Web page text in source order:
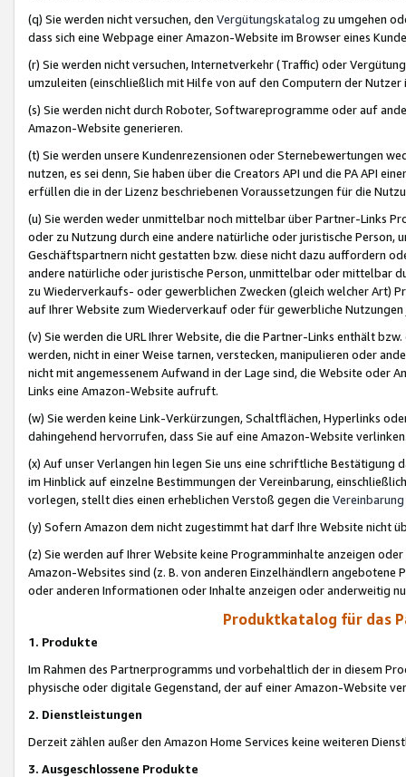
(q) Sie werden nicht versuchen, den Vergütungskatalog zu umgehen
dass sich eine Webpage einer Amazon-Website im Browser eines
(r) Sie werden nicht versuchen, Internetverkehr (Traffic) oder
umzuleiten (einschließlich mit Hilfe von auf den Computern der
(s) Sie werden nicht durch Roboter, Softwareprogramme oder auf
Amazon-Website generieren.
(t) Sie werden unsere Kundenrezensionen oder Sternebewertungen
nutzen, es sei denn, Sie haben über die Creators API und die PA API
erfüllen die in der Lizenz beschriebenen Voraussetzungen für die
(u) Sie werden weder unmittelbar noch mittelbar über Partner-Links
oder zu Nutzung durch eine andere natürliche oder juristische
Geschäftspartnern nicht gestatten bzw. diese nicht dazu auffordern
andere natürliche oder juristische Person, unmittelbar oder mittelbar
zu Wiederverkaufs- oder gewerblichen Zwecken (gleich welcher Art)
auf Ihrer Website zum Wiederverkauf oder für gewerbliche
(v) Sie werden die URL Ihrer Website, die die Partner-Links enthält
werden, nicht in einer Weise tarnen, verstecken, manipulieren oder
nicht mit angemessenem Aufwand in der Lage sind, die Website oder
Links eine Amazon-Website aufruft.
(w) Sie werden keine Link-Verkürzungen, Schaltflächen, Hyperlinks
dahingehend hervorrufen, dass Sie auf eine Amazon-Website
(x) Auf unser Verlangen hin legen Sie uns eine schriftliche
im Hinblick auf einzelne Bestimmungen der Vereinbarung,
vorlegen, stellt dies einen erheblichen Verstoß gegen die Vereinbarung
(y) Sofern Amazon dem nicht zugestimmt hat darf Ihre Website nicht
(z) Sie werden auf Ihrer Website keine Programminhalte anzeigen
Amazon-Websites sind (z. B. von anderen Einzelhändlern
oder anderen Informationen oder Inhalte anzeigen oder anderweitig
Produktkatalog für das
1. Produkte
Im Rahmen des Partnerprogramms und vorbehaltlich der in diesem
physische oder digitale Gegenstand, der auf einer Amazon-Website
2. Dienstleistungen
Derzeit zählen außer den Amazon Home Services keine weiteren
3. Ausgeschlossene Produkte